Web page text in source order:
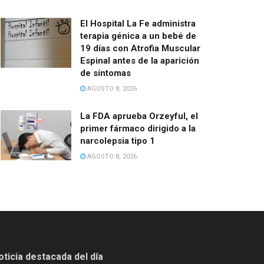
El Hospital La Fe administra
terapia génica a un bebé de
19 días con Atrofia Muscular
Espinal antes de la aparición
de síntomas
AGOSTO 8, 2026
La FDA aprueba Orzeyful, el
primer fármaco dirigido a la
narcolepsia tipo 1
AGOSTO 8, 2026
destacada del día